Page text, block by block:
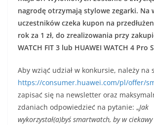
nagrodę otrzymają stylowe zegarki. Na
uczestników czeka kupon na
rok za 1 zł, do zrealizowania przy
WATCH FIT 3 lub HUAWEI WATCH 4 Pro
Aby wziąć udział w konkursie, należy na
https://consumer.huawei.com/pl/offer/
zapisać się na newsletter oraz
zdaniach odpowiedzieć na pytanie: „Jak
wykorzystał(a)byś smartwatch, by w